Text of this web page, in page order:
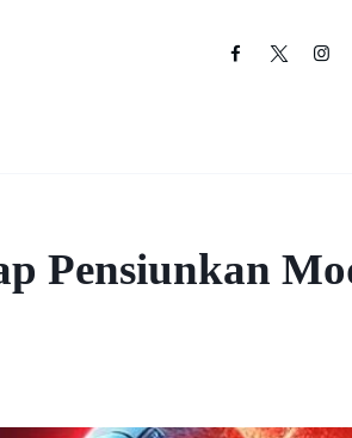
Pensiunkan